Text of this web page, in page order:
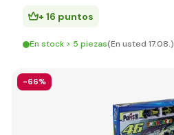
+ 16 puntos
En stock > 5 piezas(En usted 17.08.)
-66%